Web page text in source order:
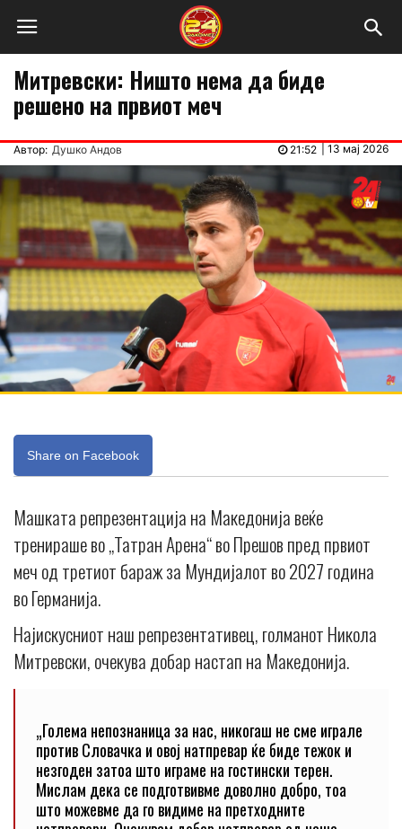
Митревски: Ништо нема да биде
решено на првиот меч
Автор: Душко Андов 13 мај 2026
21:52
Share on Facebook
Машката репрезентација на Македонија веќе
тренираше во „Татран Арена“ во Прешов пред првиот
меч од третиот бараж за Мундијалот во 2027 година
во Германија.
Најискусниот наш репрезентативец, голманот Никола
Митревски, очекува добар настап на Македонија.
„Голема непознаница за нас, никогаш не сме играле
против Словачка и овој натпревар ќе биде тежок и
незгоден затоа што играме на гостински терен.
Мислам дека се подготвивме доволно добро, тоа
што можевме да го видиме на претходните